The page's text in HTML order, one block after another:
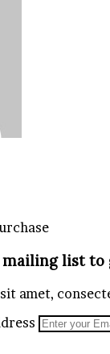
list to
amet,